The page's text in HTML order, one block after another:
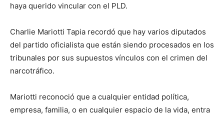
haya querido vincular con el PLD.
Charlie Mariotti Tapia recordó que hay varios diputados
del partido oficialista que están siendo procesados en los
tribunales por sus supuestos vínculos con el crimen del
narcotráfico.
Mariotti reconoció que a cualquier entidad política,
empresa, familia, o en cualquier espacio de la vida, entra